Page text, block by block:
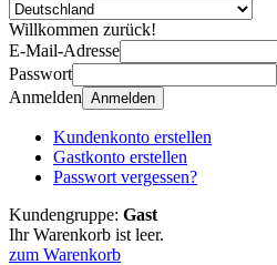
Willkommen zurück!
E-Mail-Adresse
Passwort
Anmelden Anmelden
Kundenkonto erstellen
Gastkonto erstellen
Passwort vergessen?
Kundengruppe: Gast
Ihr Warenkorb ist leer.
zum Warenkorb